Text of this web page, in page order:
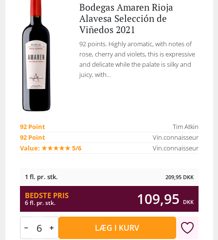
Bodegas Amaren Rioja
Alavesa Selección de
Viñedos 2021
92 points. Highly aromatic, with notes of
rose, cherry and violets, this is expressive
and delicate while the palate is silky and
juicy, with...
92 Point
Tim Atkin
92 Point
Vin.connaisseur
Value: ★★★★★ 5/6
Vin.connaisseur
1 fl. pr. stk. 209,95 DKK
BEDSTE PRIS
6 fl. pr. stk. 109,95 DKK
LÆG I KURV